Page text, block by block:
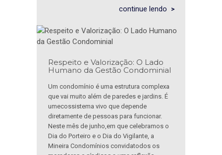
continue lendo
Respeito e Valorização: O Lado
Humano da Gestão Condominial
Um condomínio é uma estrutura complexa
que vai muito além de paredes e jardins. É
umecossistema vivo que depende
diretamente de pessoas para funcionar.
Neste mês de junho,em que celebramos o
Dia do Porteiro e o Dia do Vigilante, a
Mineira Condomínios convidatodos os